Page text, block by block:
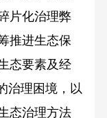
片化治理弊
推进生态保
态要素及经
治理困境，以
态治理方法